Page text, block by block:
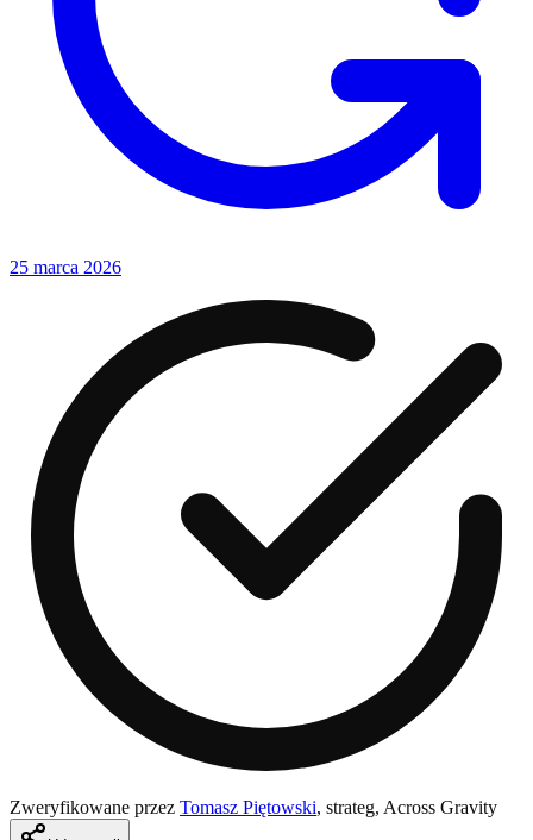
25 marca 2026
Zweryfikowane przez Tomasz Piętowski, strateg, Across Gravity